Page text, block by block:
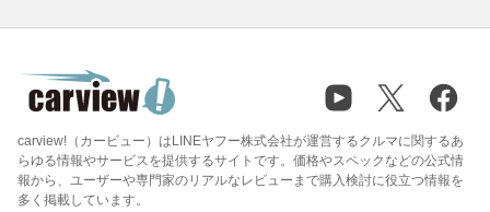
carview!（カービュー）はLINEヤフー株式会社が運営するクルマに関するあ
らゆる情報やサービスを提供するサイトです。価格やスペックなどの公式情
報から、ユーザーや専門家のリアルなレビューまで購入検討に役立つ情報を
多く掲載しています。